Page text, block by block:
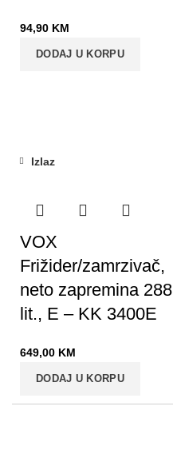
94,90 KM
DODAJ U KORPU
Izlaz
VOX
Frižider/zamrzivač,
neto zapremina 288
lit., E – KK 3400E
649,00 KM
DODAJ U KORPU